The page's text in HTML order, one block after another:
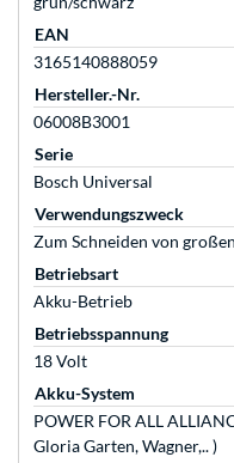
EAN
3165140888059
Hersteller.-Nr.
06008B3001
Serie
Bosch Universal
Verwendungszweck
Zum Schneiden von
Betriebsart
Akku-Betrieb
Betriebsspannung
18 Volt
Akku-System
POWER FOR ALL
Gloria Garten, Wagner,.. )